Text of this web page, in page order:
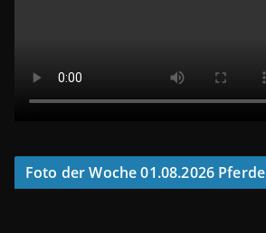
Foto der Woche 01.08.2026 Pferde